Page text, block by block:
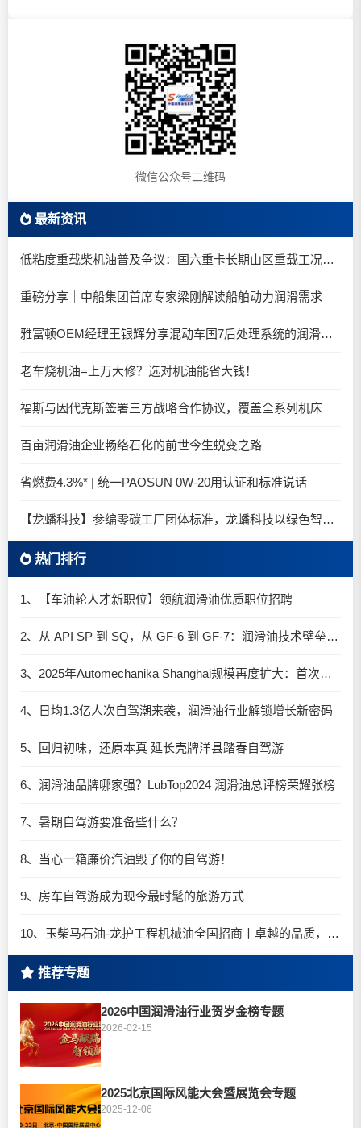
微信公众号二维码
最新资讯
低粘度重载柴机油普及争议：国六重卡长期山区重载工况是否适合0W-20柴油机油？
重磅分享｜中船集团首席专家梁刚解读船舶动力润滑需求
雅富顿OEM经理王银辉分享混动车国7后处理系统的润滑油要求
老车烧机油=上万大修？选对机油能省大钱！
福斯与因代克斯签署三方战略合作协议，覆盖全系列机床
百亩润滑油企业畅络石化的前世今生蜕变之路
省燃费4.3%* | 统一PAOSUN 0W-20用认证和标准说话
【龙蟠科技】参编零碳工厂团体标准，龙蟠科技以绿色智造锚定零碳未来
热门排行
1、【车油轮人才新职位】领航润滑油优质职位招聘
2、从 API SP 到 SQ，从 GF-6 到 GF-7：润滑油技术壁垒再升高，你准备好了吗？
3、2025年Automechanika Shanghai规模再度扩大：首次启用国家会展中心（上海）全部15个展馆
4、日均1.3亿人次自驾潮来袭，润滑油行业解锁增长新密码​
5、回归初味，还原本真 延长壳牌洋县踏春自驾游
6、润滑油品牌哪家强？LubTop2024 润滑油总评榜荣耀张榜
7、暑期自驾游要准备些什么？
8、当心一箱廉价汽油毁了你的自驾游！
9、房车自驾游成为现今最时髦的旅游方式
10、玉柴马石油-龙护工程机械油全国招商丨卓越的品质，专业的品牌！
推荐专题
2026中国润滑油行业贺岁金榜专题
2026-02-15
2025北京国际风能大会暨展览会专题
2025-12-06